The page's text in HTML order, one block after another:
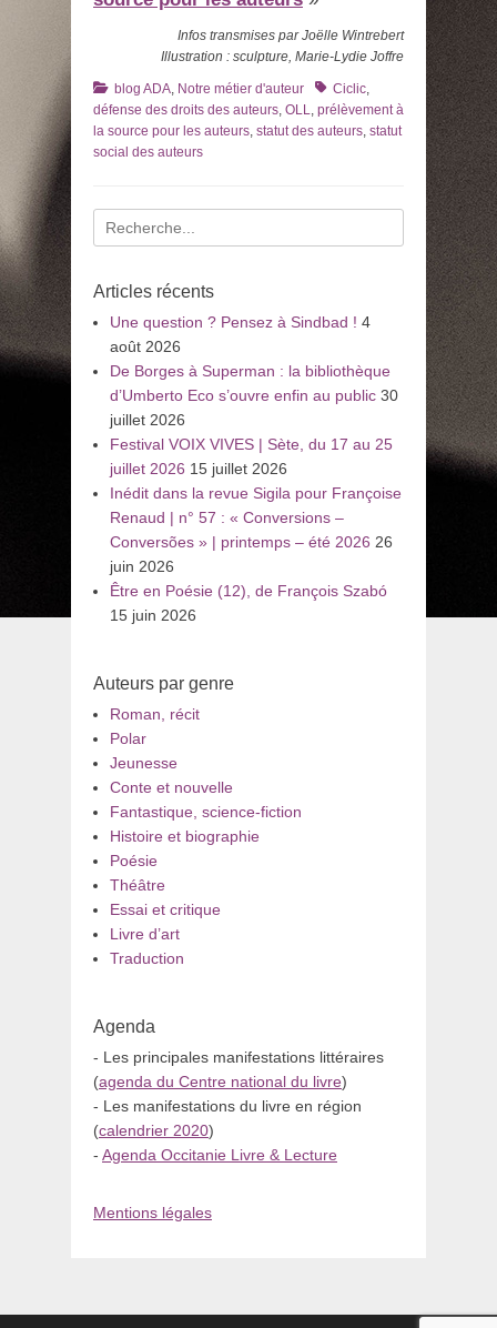
Infos transmises par Joëlle Wintrebert
Illustration : sculpture, Marie-Lydie Joffre
Catégories
blog ADA, Notre métier d'auteur TagsCiclic,
défense des droits des auteurs, OLL, prélèvement à
la source pour les auteurs, statut des auteurs, statut
social des auteurs
Recherche
pour
Articles récents
Une question ? Pensez à Sindbad ! 4
août 2026
De Borges à Superman : la bibliothèque
d’Umberto Eco s’ouvre enfin au public 30
juillet 2026
Festival VOIX VIVES | Sète, du 17 au 25
juillet 2026 15 juillet 2026
Inédit dans la revue Sigila pour Françoise
Renaud | n° 57 : « Conversions –
Conversões » | printemps – été 2026 26
juin 2026
Être en Poésie (12), de François Szabó
15 juin 2026
Auteurs par genre
Roman, récit
Polar
Jeunesse
Conte et nouvelle
Fantastique, science-fiction
Histoire et biographie
Poésie
Théâtre
Essai et critique
Livre d’art
Traduction
Agenda
- Les principales manifestations littéraires
(agenda du Centre national du livre)
- Les manifestations du livre en région
(calendrier 2020)
- Agenda Occitanie Livre & Lecture
Mentions légales